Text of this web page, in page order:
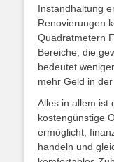
Instandhaltung
Renovierungen
Quadratmetern
Bereiche, die
bedeutet
mehr Geld in der
Alles in allem ist
kostengünstige
ermöglicht,
handeln und